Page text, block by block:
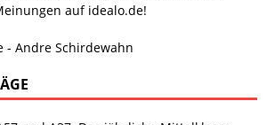
auf idealo.de!